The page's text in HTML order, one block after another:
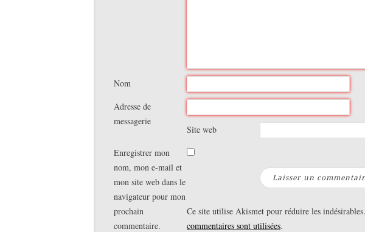
Nom
Adresse de
messagerie
Site web
Enregistrer mon
nom, mon e-mail et
mon site web dans le
navigateur pour mon
prochain
commentaire.
Ce site utilise Akismet pour réduire les indésirables.
commentaires sont utilisées.